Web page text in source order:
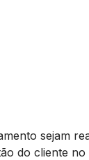
sejam
do cliente